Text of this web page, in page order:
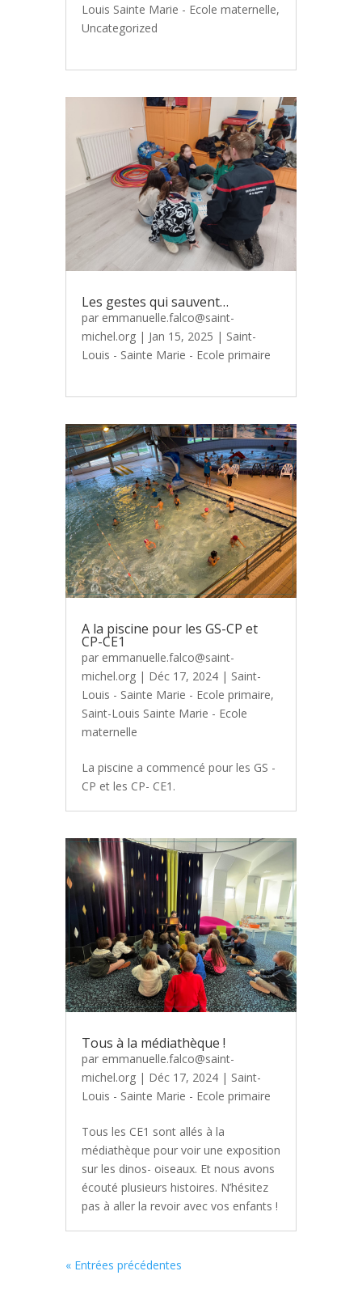
Louis Sainte Marie - Ecole maternelle,
Uncategorized
Les gestes qui sauvent…
par emmanuelle.falco@saint-
michel.org| Jan 15, 2025 | Saint-
Louis - Sainte Marie - Ecole primaire
A la piscine pour les GS-CP et
CP-CE1
par emmanuelle.falco@saint-
michel.org| Déc 17, 2024| Saint-
Louis - Sainte Marie - Ecole primaire,
Saint-Louis Sainte Marie - Ecole
maternelle
La piscine a commencé pour les GS -
CP et les CP- CE1.
Tous à la médiathèque !
par emmanuelle.falco@saint-
michel.org| Déc 17, 2024| Saint-
Louis - Sainte Marie - Ecole primaire
Tous les CE1 sont allés à la
médiathèque pour voir une exposition
sur les dinos- oiseaux. Et nous avons
écouté plusieurs histoires. N’hésitez
pas à aller la revoir avec vos enfants !
« Entrées précédentes